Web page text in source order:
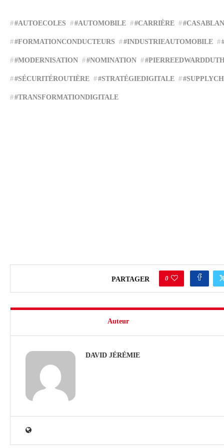
#AUTOECOLES #AUTOMOBILE #CARRIÈRE
#FORMATIONCONDUCTEURS #INDUSTRIEAUTOMOBILE
#MODERNISATION #NOMINATION
#SÉCURITÉROUTIÈRE #STRATÉGIEDIGITALE
#TRANSFORMATIONDIGITALE
PARTAGER 0
Auteur
DAVID JÉRÉMIE